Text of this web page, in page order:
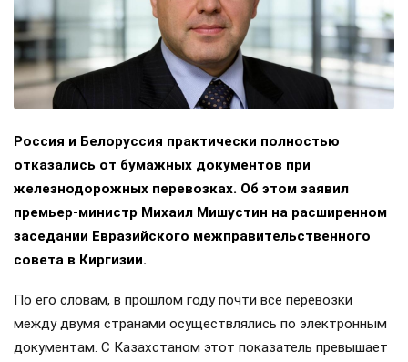
Россия и Белоруссия практически полностью
отказались от бумажных документов при
железнодорожных перевозках. Об этом заявил
премьер-министр Михаил Мишустин на расширенном
заседании Евразийского межправительственного
совета в Киргизии.
По его словам, в прошлом году почти все перевозки
между двумя странами осуществлялись по электронным
документам. С Казахстаном этот показатель превышает